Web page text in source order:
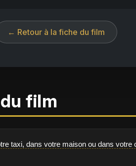
← Retour à la fiche du film
film
taxi, dans votre maison ou dans